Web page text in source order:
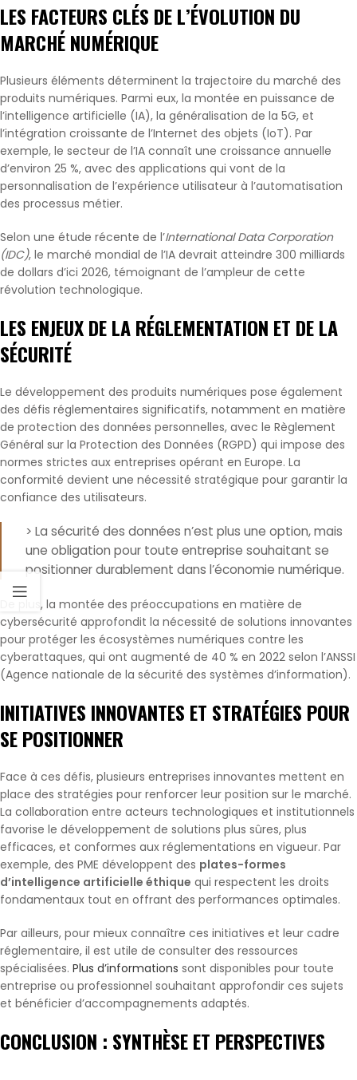
LES FACTEURS CLÉS DE L’ÉVOLUTION DU
MARCHÉ NUMÉRIQUE
Plusieurs éléments déterminent la trajectoire du marché des
produits numériques. Parmi eux, la montée en puissance de
l’intelligence artificielle (IA), la généralisation de la 5G, et
l’intégration croissante de l’Internet des objets (IoT). Par
exemple, le secteur de l’IA connaît une croissance annuelle
d’environ 25 %, avec des applications qui vont de la
personnalisation de l’expérience utilisateur à l’automatisation
des processus métier.
Selon une étude récente de l’International Data Corporation
(IDC), le marché mondial de l’IA devrait atteindre 300 milliards
de dollars d’ici 2026, témoignant de l’ampleur de cette
révolution technologique.
LES ENJEUX DE LA RÉGLEMENTATION ET DE LA
SÉCURITÉ
Le développement des produits numériques pose également
des défis réglementaires significatifs, notamment en matière
de protection des données personnelles, avec le Règlement
Général sur la Protection des Données (RGPD) qui impose des
normes strictes aux entreprises opérant en Europe. La
conformité devient une nécessité stratégique pour garantir la
confiance des utilisateurs.
> La sécurité des données n’est plus une option, mais
une obligation pour toute entreprise souhaitant se
positionner durablement dans l’économie numérique.
De plus, la montée des préoccupations en matière de
cybersécurité approfondit la nécessité de solutions innovantes
pour protéger les écosystèmes numériques contre les
cyberattaques, qui ont augmenté de 40 % en 2022 selon l’ANSSI
(Agence nationale de la sécurité des systèmes d’information).
INITIATIVES INNOVANTES ET STRATÉGIES POUR
SE POSITIONNER
Face à ces défis, plusieurs entreprises innovantes mettent en
place des stratégies pour renforcer leur position sur le marché.
La collaboration entre acteurs technologiques et institutionnels
favorise le développement de solutions plus sûres, plus
efficaces, et conformes aux réglementations en vigueur. Par
exemple, des PME développent des plates-formes
d’intelligence artificielle éthique qui respectent les droits
fondamentaux tout en offrant des performances optimales.
Par ailleurs, pour mieux connaître ces initiatives et leur cadre
réglementaire, il est utile de consulter des ressources
spécialisées. Plus d’informations sont disponibles pour toute
entreprise ou professionnel souhaitant approfondir ces sujets
et bénéficier d’accompagnements adaptés.
CONCLUSION : SYNTHÈSE ET PERSPECTIVES